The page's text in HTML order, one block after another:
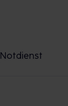
Notdienst